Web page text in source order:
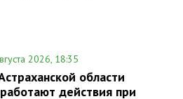
2026, 18:35
области
действия при